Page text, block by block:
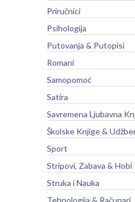
Priručnici
Psihologija
Putovanja & Putopisi
Romani
Samopomoć
Satira
Savremena Ljubavna
Školske Knjige &
Sport
Stripovi, Zabava & Hobi
Struka i Nauka
Tehnologija & Računari